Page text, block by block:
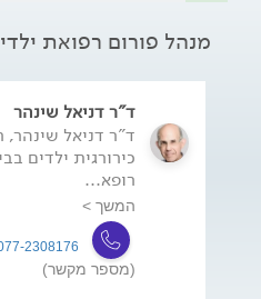
מנהל פורום רפואת
ד"ר דניאל שינהר
ד"ר דניאל
כירורגית ילדים
רופא...
המשך >
2308176
(מספר מקשר)